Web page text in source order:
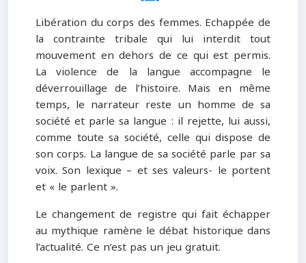
Libération du corps des femmes. Echappée de
la contrainte tribale qui lui interdit tout
mouvement en dehors de ce qui est permis.
La violence de la langue accompagne le
déverrouillage de l’histoire. Mais en même
temps, le narrateur reste un homme de sa
société et parle sa langue : il rejette, lui aussi,
comme toute sa société, celle qui dispose de
son corps. La langue de sa société parle par sa
voix. Son lexique – et ses valeurs- le portent
et « le parlent ».
Le changement de registre qui fait échapper
au mythique ramène le débat historique dans
l’actualité. Ce n’est pas un jeu gratuit.